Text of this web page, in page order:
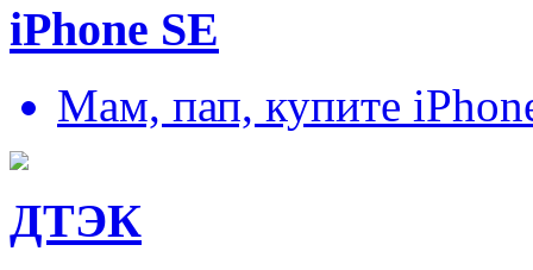
iPhone SE
Мам, пап, купите
ДТЭК